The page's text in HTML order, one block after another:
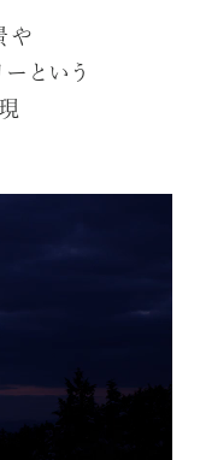
や
という